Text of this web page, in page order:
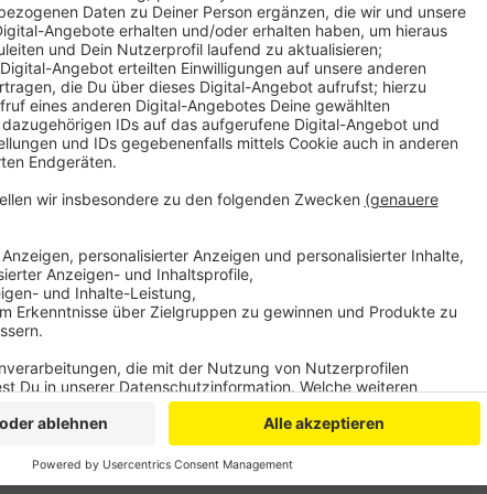
Anzeige
Nach zwei Jahren Bauzeit soll es dann eine zuverlässige
für rund 25.000 Privathaushalte sowie Gewerbe- udn
Bauarbeiten sollen noch in diesem Jahr starten. Das
Die Glasfaser-Versorgung reicht zunächst bis an die
entscheiden dann selbst, ob die Verbindung auch ins Haus
Ausbau findet ihr aufwww.obk.de/glasfaserausbau
Anzeige